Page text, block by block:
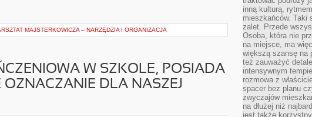
MAJSTERKOWICZA – NARZĘDZIA I ORGANIZACJA
W SZKOLE, POSIADA
OZNACZANIE DLA NASZEJ
inną kulturą,
mieszkańców. Taki
zalet. Przede
Osoba, która nie
na miejsce, ma
większą szansę na
też zauważyć
intensywnym
rozmowa z
spacer bez planu
zwyczajów
na dłużej niż
jest także